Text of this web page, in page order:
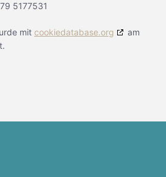
5177531
mit cookiedatabase.org
am